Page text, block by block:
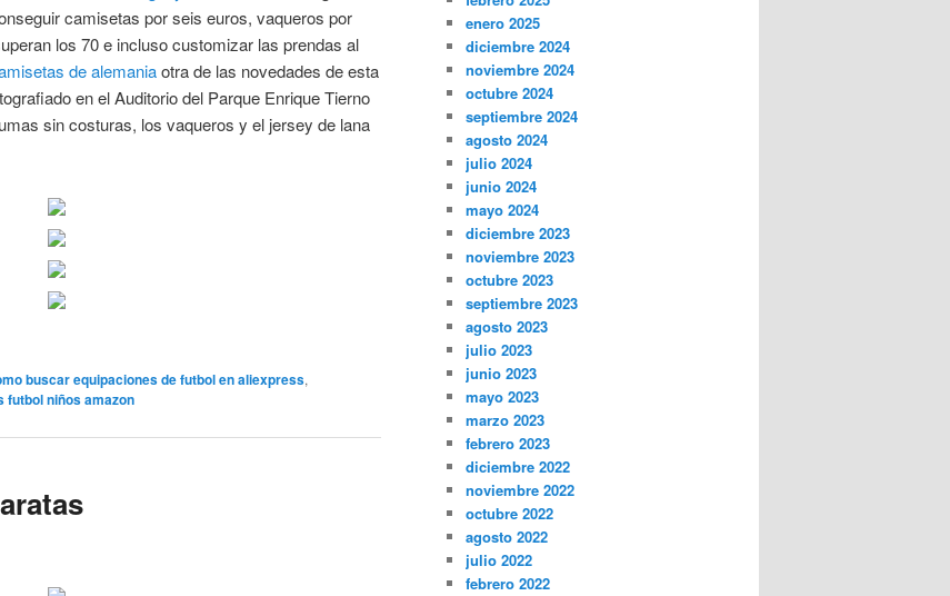
camisetas por seis euros, vaqueros por
los 70 e incluso customizar las prendas al
de alemaniaotra de las novedades de esta
en el Auditorio del Parque Enrique Tierno
sin costuras, los vaqueros y el jersey de lana
buscar equipaciones de futbol en aliexpress,
futbol niños amazon
enero 2025
diciembre 2024
noviembre 2024
octubre 2024
septiembre 2024
agosto 2024
julio 2024
junio 2024
mayo 2024
diciembre 2023
noviembre 2023
octubre 2023
septiembre 2023
agosto 2023
julio 2023
junio 2023
mayo 2023
marzo 2023
febrero 2023
diciembre 2022
noviembre 2022
octubre 2022
agosto 2022
julio 2022
febrero 2022